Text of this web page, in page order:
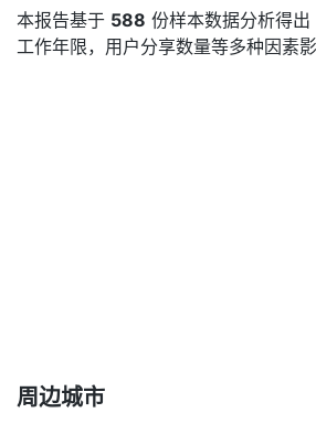
本报告基于 588 份样本数据分析得出
工作年限，用户分享数量等多种因素影
周边城市